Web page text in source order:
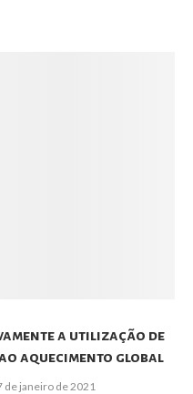
a utilização de
aquecimento global
de janeiro de 2021